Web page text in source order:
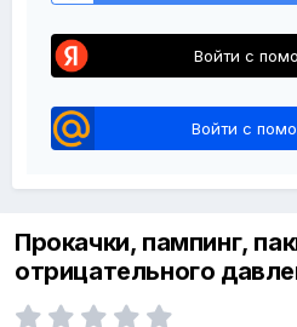
Войти с
Войти с
Прокачки, пампинг,
отрицательного